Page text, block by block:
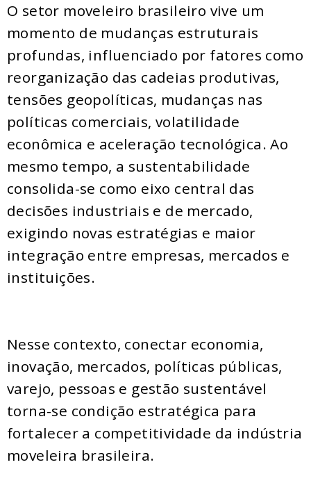
O setor moveleiro brasileiro vive um
momento de mudanças estruturais
profundas, influenciado por fatores como
reorganização das cadeias produtivas,
tensões geopolíticas, mudanças nas
políticas comerciais, volatilidade
econômica e aceleração tecnológica. Ao
mesmo tempo, a sustentabilidade
consolida-se como eixo central das
decisões industriais e de mercado,
exigindo novas estratégias e maior
integração entre empresas, mercados e
instituições.
Nesse contexto, conectar economia,
inovação, mercados, políticas públicas,
varejo, pessoas e gestão sustentável
torna-se condição estratégica para
fortalecer a competitividade da indústria
moveleira brasileira.